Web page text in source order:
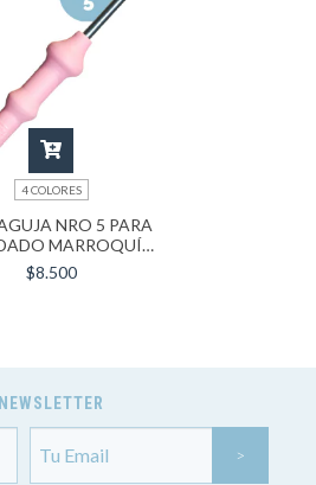
4 COLORES
NRO 5 PARA
MARROQUÍ
(LARGA XL)
$8.500
NEWSLETTER